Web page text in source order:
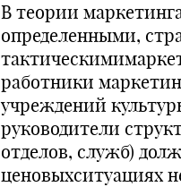
В теории
определенными,
работники
учреждений
руководители
отделов, служб)
ценовыхситуациях